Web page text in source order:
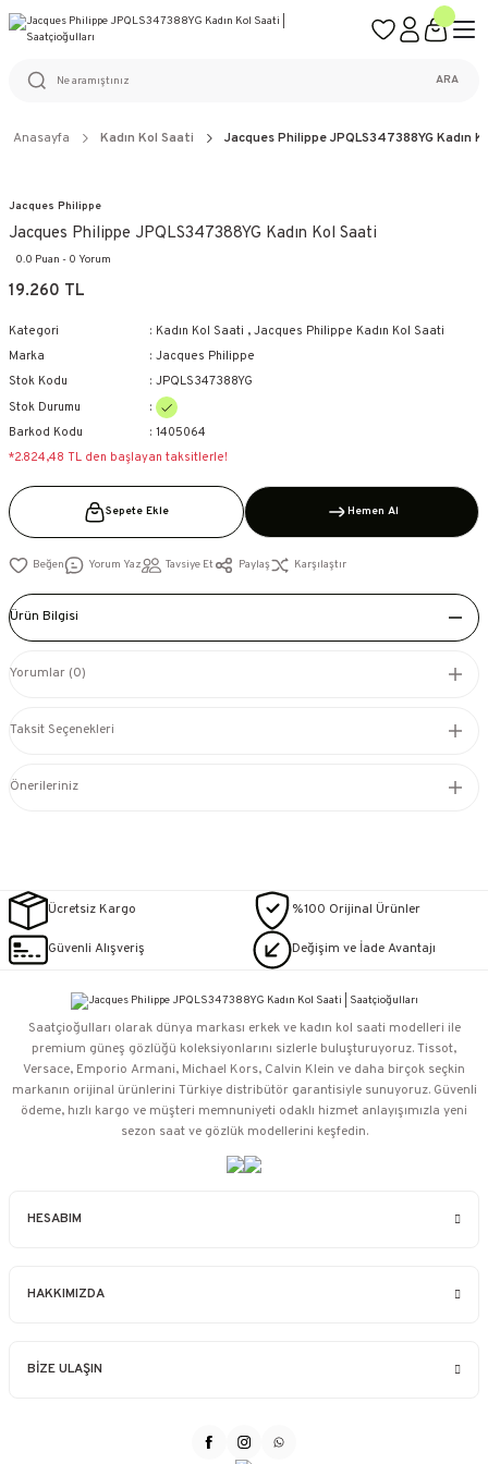
%100 ORİJİNAL ÜRÜN GARANTİSİ
ARA
Anasayfa Kadın Kol Saati Jacques Philippe JPQLS347388YG Kadın
Jacques Philippe
Jacques Philippe JPQLS347388YG Kadın Kol Saati
0.0 Puan - 0 Yorum
19.260 TL
Kategori Kadın Kol Saati , Jacques Philippe Kadın Kol Saati
Marka
Jacques Philippe
Stok Kodu
JPQLS347388YG
Stok Durumu
Barkod Kodu
1405064
*2.824,48 TL den başlayan taksitlerle!
Sepete Ekle Hemen Al
Yorum Yaz Tavsiye Et Paylaş Karşılaştır
Ürün Bilgisi
Yorumlar (0)
Taksit Seçenekleri
Önerileriniz
Ücretsiz Kargo %100 Orijinal Ürünler
Güvenli Alışveriş Değişim ve İade Avantajı
HESABIM
HAKKIMIZDA
BİZE ULAŞIN
Saatçioğulları⁠ olarak dünya markası erkek ve kadın kol saati modelleri ile
premium güneş gözlüğü koleksiyonlarını sizlerle buluşturuyoruz. Tissot,
Versace, Emporio Armani, Michael Kors, Calvin Klein ve daha birçok seçkin
markanın orijinal ürünlerini Türkiye distribütör garantisiyle sunuyoruz. Güvenli
ödeme, hızlı kargo ve müşteri memnuniyeti odaklı hizmet anlayışımızla yeni
sezon saat ve gözlük modellerini keşfedin.